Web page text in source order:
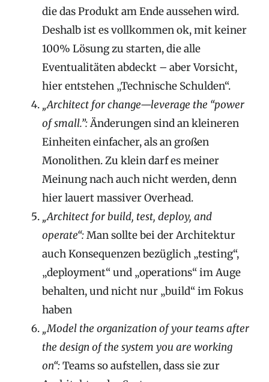
die das Produkt am Ende aussehen wird.
Deshalb ist es vollkommen ok, mit keiner
100% Lösung zu starten, die alle
Eventualitäten abdeckt – aber Vorsicht,
hier entstehen „Technische Schulden“.
„Architect for change—leverage the “power
of small.”:Änderungen sind an kleineren
Einheiten einfacher, als an großen
Monolithen. Zu klein darf es meiner
Meinung nach auch nicht werden, denn
hier lauert massiver Overhead.
„Architect for build, test, deploy, and
operate“:Man sollte bei der Architektur
auch Konsequenzen bezüglich „testing“,
„deployment“ und „operations“ im Auge
behalten, und nicht nur „build“ im Fokus
haben
„Model the organization of your teams after
the design of the system you are working
on“:Teams so aufstellen, dass sie zur